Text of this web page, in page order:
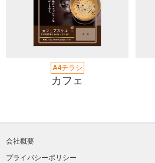
A4チラシ
カフェ
会社概要
プライバシーポリシー